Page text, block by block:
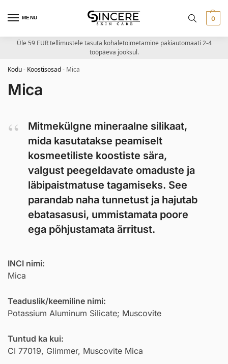
MENU 0
Üle 59 EUR tellimustele tasuta kohaletoimetamine pakiautomaati 2-4
tööpäeva jooksul.
Kodu- Koostisosad- Mica
Mica
Mitmekülgne mineraalne silikaat,
mida kasutatakse peamiselt
kosmeetiliste koostiste sära,
valgust peegeldavate omaduste ja
läbipaistmatuse tagamiseks. See
parandab naha tunnetust ja hajutab
ebatasasusi, ummistamata poore
ega põhjustamata ärritust.
INCI nimi:
Mica
Teaduslik/keemiline nimi:
Potassium Aluminum Silicate; Muscovite
Tuntud ka kui:
CI 77019, Glimmer, Muscovite Mica